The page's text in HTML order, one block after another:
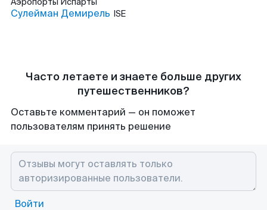
Сулейман Демирель ISE
Часто летаете и знаете больше других
путешественников?
Оставьте комментарий — он поможет
пользователям принять решение
Войти